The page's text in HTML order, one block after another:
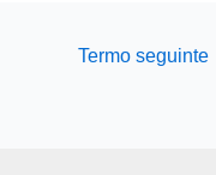
Termo seguinte